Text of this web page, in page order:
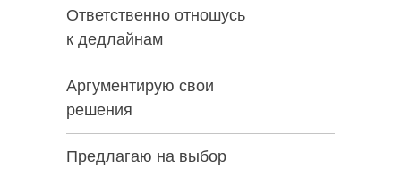
Ответственно отношусь
к дедлайнам
Аргументирую свои
решения
Предлагаю на выбор